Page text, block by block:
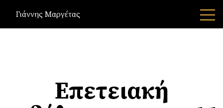
Γιάννης Μαργέτας
Επετειακή